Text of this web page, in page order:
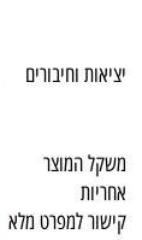
יציאות וחיבורים
משקל המוצר
אחריות
קישור למפרט מלא